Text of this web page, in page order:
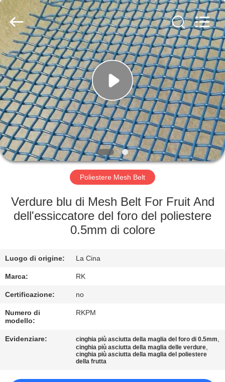
CASA
PRODOTTI
CIRCA
NOI
GIRO
FABBRICA
CONTROLLO
QUALITÀ
CONTATTICI
NOTIZIE
2026
Hebei
Reking
Wire
Mesh
Co.,Ltd.
Reserved.
Poliestere Mesh Belt
Verdure blu di Mesh Belt For Fruit And
dell'essiccatore del foro del poliestere
0.5mm di colore
Luogo di origine: La Cina
Marca: RK
Certificazione: no
Numero di
modello:
RKPM
Evidenziare: cinghia più asciutta della maglia del foro di 0.5mm,
cinghia più asciutta della maglia delle verdure,
cinghia più asciutta della maglia del poliestere
della frutta